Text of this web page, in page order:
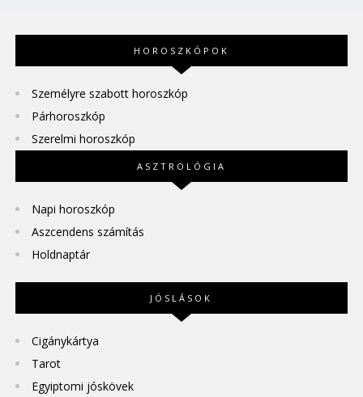
HOROSZKÓPOK
Személyre szabott horoszkóp
Párhoroszkóp
Szerelmi horoszkóp
ASZTROLÓGIA
Napi horoszkóp
Aszcendens számítás
Holdnaptár
JÓSLÁSOK
Cigánykártya
Tarot
Egyiptomi jóskövek